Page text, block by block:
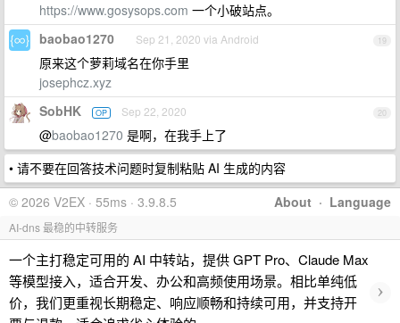
https://www.gosysops.com 一个小破站点。
19
baobao1270 Sep 21, 2020 via Android
原来这个萝莉域名在你手里
josephcz.xyz
20
SobHK OP Sep 22, 2020
@baobao1270 是啊，在我手上了
• 请不要在回答技术问题时复制粘贴 AI 生成的内容
About · Language
© 2026 V2EX · 55ms · 3.9.8.5
AI-dns 最稳的中转服务
一个主打稳定可用的 AI 中转站，提供 GPT Pro、Claude Max
等模型接入，适合开发、办公和高频使用场景。相比单纯低
价，我们更重视长期稳定、响应顺畅和持续可用，并支持开
›